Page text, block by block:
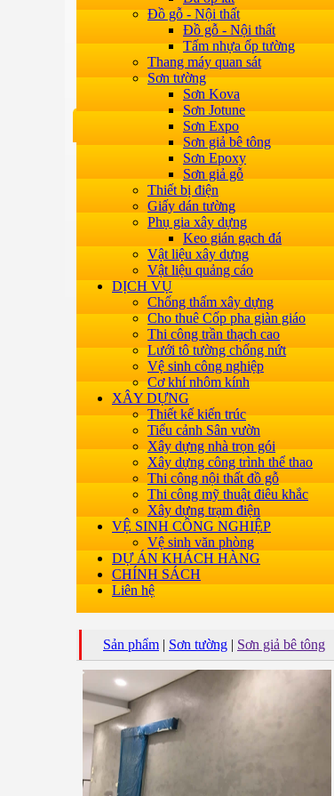
Đồ gỗ - Nội thất
Đồ gỗ - Nội thất
Tấm nhựa ốp tường
Thang máy quan sát
Sơn tường
Sơn Kova
Sơn Jotune
Sơn Expo
Sơn giả bê tông
Sơn Epoxy
Sơn giả gỗ
Thiết bị điện
Giấy dán tường
Phụ gia xây dựng
Keo gián gạch đá
Vật liệu xây dựng
Vật liệu quảng cáo
DỊCH VỤ
Chống thấm xây dựng
Cho thuê Cốp pha giàn giáo
Thi công trần thạch cao
Lưới tô tường chống nứt
Vệ sinh công nghiệp
Cơ khí nhôm kính
XÂY DỰNG
Thiết kế kiến trúc
Tiểu cảnh Sân vườn
Xây dựng nhà trọn gói
Xây dựng công trình thể thao
Thi công nội thất đồ gỗ
Thi công mỹ thuật điêu khắc
Xây dựng trạm điện
VỆ SINH CÔNG NGHIỆP
Vệ sinh văn phòng
DỰ ÁN KHÁCH HÀNG
CHÍNH SÁCH
Liên hệ
Sản phẩm | Sơn tường | Sơn giả bê tông